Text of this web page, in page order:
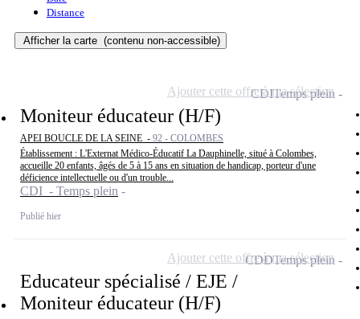
Distance
Afficher la carte (contenu non-accessible)
Moniteur éducateur (H/F)
APEI BOUCLE DE LA SEINE - 92 - COLOMBES
Établissement : L'Externat Médico-Éducatif La Dauphinelle, situé à Colombes,
accueille 20 enfants, âgés de 5 à 15 ans en situation de handicap, porteur d'une
déficience intellectuelle ou d'un trouble...
CDI - Temps plein
Publié hier
CDITemps plein
Ajouter cette offre à ma sélection
Educateur spécialisé / EJE /
Moniteur éducateur (H/F)
CDDTemps plein
Ajouter cette offre à ma sélection